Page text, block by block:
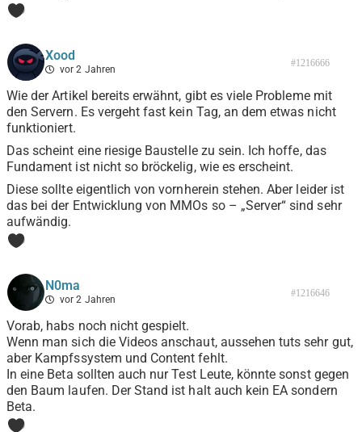
0
Xood
vor 2 Jahren
#1216666
Wie der Artikel bereits erwähnt, gibt es viele Probleme mit
den Servern. Es vergeht fast kein Tag, an dem etwas nicht
funktioniert.
Das scheint eine riesige Baustelle zu sein. Ich hoffe, das
Fundament ist nicht so bröckelig, wie es erscheint.
Diese sollte eigentlich von vornherein stehen. Aber leider ist
das bei der Entwicklung von MMOs so – „Server“ sind sehr
aufwändig.
0
N0ma
vor 2 Jahren
#1216646
Vorab, habs noch nicht gespielt.
Wenn man sich die Videos anschaut, aussehen tuts sehr gut,
aber Kampfssystem und Content fehlt.
In eine Beta sollten auch nur Test Leute, könnte sonst gegen
den Baum laufen. Der Stand ist halt auch kein EA sondern
Beta.
0